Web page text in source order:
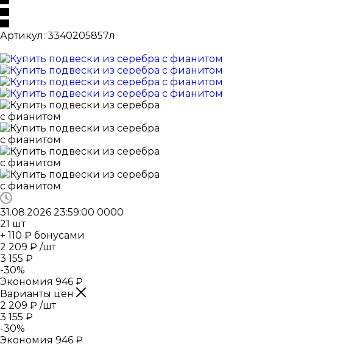
Артикул: 3340205857л
31.08.2026 23:59:00 0000
21 шт
+ 110 ₽ бонусами
2 209 ₽ /шт
3 155 ₽
-30%
Экономия 946 ₽
Варианты цен
2 209 ₽ /шт
3 155 ₽
-30%
Экономия 946 ₽